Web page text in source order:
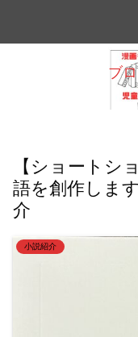
ブ
【ショートシ
語を創作しま
介
小説紹介